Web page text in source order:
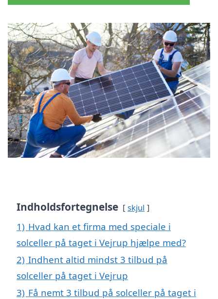
Indholdsfortegnelse skjul
1) Hvad kan et firma med speciale i
solceller på taget i Vejrup hjælpe med?
2) Indhent altid mindst 3 tilbud på
solceller på taget i Vejrup
3) Få nemt 3 tilbud på solceller på taget i